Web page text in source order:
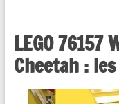
LEGO 76157
Cheetah :